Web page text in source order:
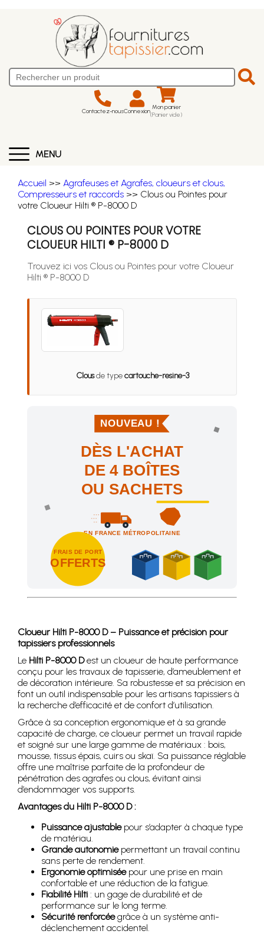
Contactez-nousConnexion Mon panier
(Panier vide)
MENU
Accueil >> Agrafeuses et Agrafes, cloueurs et clous,
Compresseurs et raccords >> Clous ou Pointes pour
votre Cloueur Hilti ® P-8000 D
CLOUS OU POINTES POUR VOTRE
CLOUEUR HILTI ® P-8000 D
Trouvez ici vos Clous ou Pointes pour votre Cloueur
Hilti ® P-8000 D
Clousde typecartouche-resine-3
NOUVEAU !
DÈS L'ACHAT
DE 4 BOÎTES
OU SACHETS
EN FRANCE MÉTROPOLITAINE
FRAIS DE PORT
OFFERTS
Achetez 4 sachets ou boîtes d'agrafes ou de pointes et
Cloueur Hilti P-8000 D – Puissance et précision pour
tapissiers professionnels
Le Hilti P-8000 Dest un cloueur de haute performance
conçu pour les travaux de tapisserie, d’ameublement et
de décoration intérieure. Sa robustesse et sa précision en
font un outil indispensable pour les artisans tapissiers à
la recherche d’efficacité et de confort d’utilisation.
Grâce à sa conception ergonomique et à sa grande
capacité de charge, ce cloueur permet un travail rapide
et soigné sur une large gamme de matériaux : bois,
mousse, tissus épais, cuirs ou skaï. Sa puissance réglable
offre une maîtrise parfaite de la profondeur de
pénétration des agrafes ou clous, évitant ainsi
d’endommager vos supports.
Avantages du Hilti P-8000 D :
Puissance ajustablepour s’adapter à chaque type
de matériau.
Grande autonomiepermettant un travail continu
sans perte de rendement.
Ergonomie optimiséepour une prise en main
confortable et une réduction de la fatigue.
Fiabilité Hilti : un gage de durabilité et de
performance sur le long terme.
Sécurité renforcéegrâce à un système anti-
déclenchement accidentel.